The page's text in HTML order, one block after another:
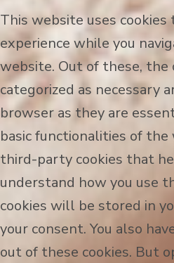
This website uses cookies
experience while you
website. Out of these, the
categorized as necessary
browser as they are
basic functionalities of the
third-party cookies that
understand how you use
cookies will be stored in
your consent. You also
out of these cookies. But